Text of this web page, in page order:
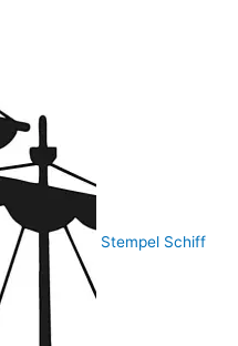
Stempel Schiff